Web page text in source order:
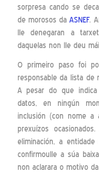
sorpresa cando se
de morosos daASNEF.
lle denegaran a
daquelas non lle deu
O primeiro paso foi
responsable da lista de
A pesar do que
datos, en ningún
inclusión (con nome a
prexuízos
eliminación, a
confirmoulle a súa
non aclarara o motivo